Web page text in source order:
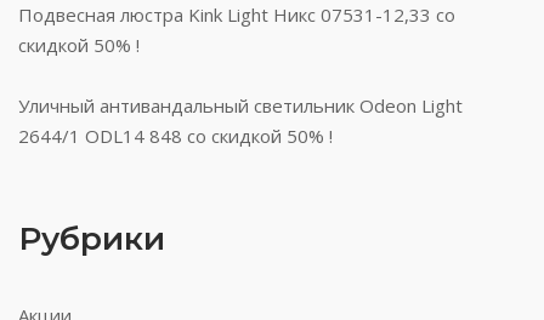
Подвесная люстра Kink Light Никс 07531-12,33 со
скидкой 50% !
Уличный антивандальный светильник Odeon Light
2644/1 ODL14 848 со скидкой 50% !
Рубрики
Акции